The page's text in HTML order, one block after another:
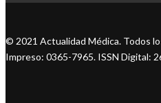
© 2021 Actualidad Médica. Todos
Impreso: 0365-7965. ISSN Digital: